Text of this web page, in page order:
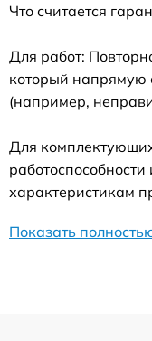
Что считается
Для работ:
который напрямую
(например,
Для
характеристикам
Показать